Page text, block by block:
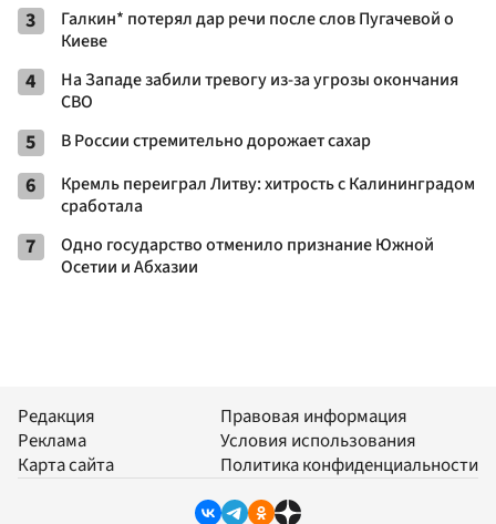
3
Галкин* потерял дар речи после слов Пугачевой о
Киеве
4
На Западе забили тревогу из-за угрозы окончания
СВО
5 В России стремительно дорожает сахар
6
Кремль переиграл Литву: хитрость с Калининградом
сработала
7
Одно государство отменило признание Южной
Осетии и Абхазии
Редакция
Реклама
Карта сайта
Правовая информация
Условия использования
Политика конфиденциальности